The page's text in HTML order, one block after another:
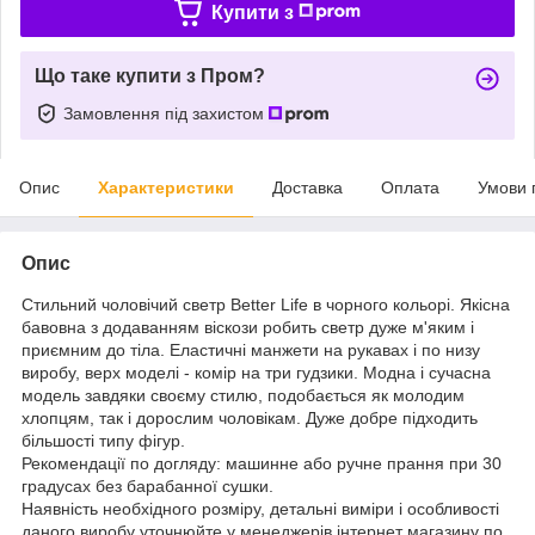
Купити з
Що таке купити з Пром?
Замовлення під захистом
Опис Характеристики Доставка Оплата Умови
Опис
Стильний чоловічий светр Better Life в чорного кольорі. Якісна
бавовна з додаванням віскози робить светр дуже м'яким і
приємним до тіла. Еластичні манжети на рукавах і по низу
виробу, верх моделі - комір на три гудзики. Модна і сучасна
модель завдяки своєму стилю, подобається як молодим
хлопцям, так і дорослим чоловікам. Дуже добре підходить
більшості типу фігур.
Рекомендації по догляду: машинне або ручне прання при 30
градусах без барабанної сушки.
Наявність необхідного розміру, детальні виміри і особливості
даного виробу уточнюйте у менеджерів інтернет магазину по